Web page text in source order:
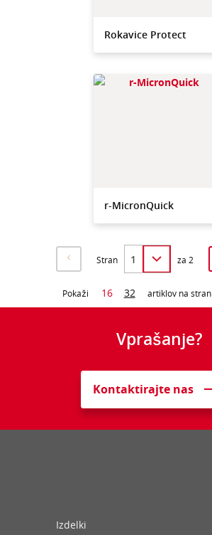
Rokavice Protect
r-MicronQuick
Stran za 2
Pokaži 16 32 artiklov na stran
Vprašanje?
Kontaktirajte nas
Izdelki